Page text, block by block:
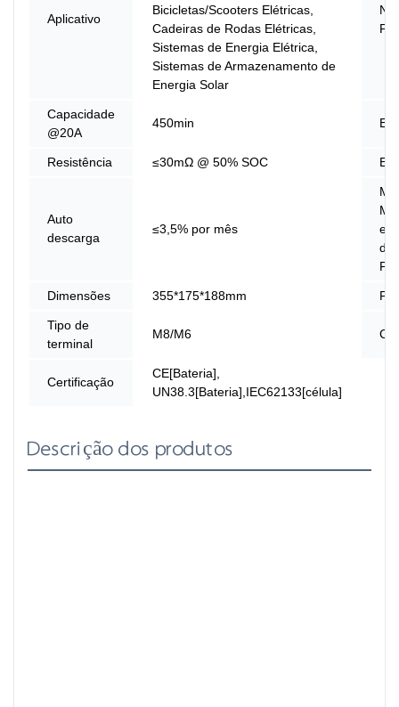
Aplicativo
Bicicletas/Scooters Elétricas,
Cadeiras de Rodas Elétricas,
Sistemas de Energia Elétrica,
Sistemas de Armazenamento de
Energia Solar
Capacidade
@20A
450min
Resistência ≤30mΩ @ 50% SOC
Auto
descarga
≤3,5% por mês
de
Dimensões 355*175*188mm
Tipo de
terminal
M8/M6
Certificação
CE[Bateria],
UN38.3[Bateria],IEC62133[célula]
Descrição dos produtos